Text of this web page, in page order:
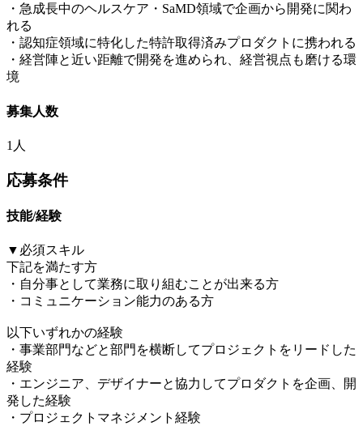
・急成長中のヘルスケア・SaMD領域で企画から開発に関わ
れる
・認知症領域に特化した特許取得済みプロダクトに携われる
・経営陣と近い距離で開発を進められ、経営視点も磨ける環
境
募集人数
1人
応募条件
技能/経験
▼必須スキル
下記を満たす方
・自分事として業務に取り組むことが出来る方
・コミュニケーション能力のある方
以下いずれかの経験
・事業部門などと部門を横断してプロジェクトをリードした
経験
・エンジニア、デザイナーと協力してプロダクトを企画、開
発した経験
・プロジェクトマネジメント経験